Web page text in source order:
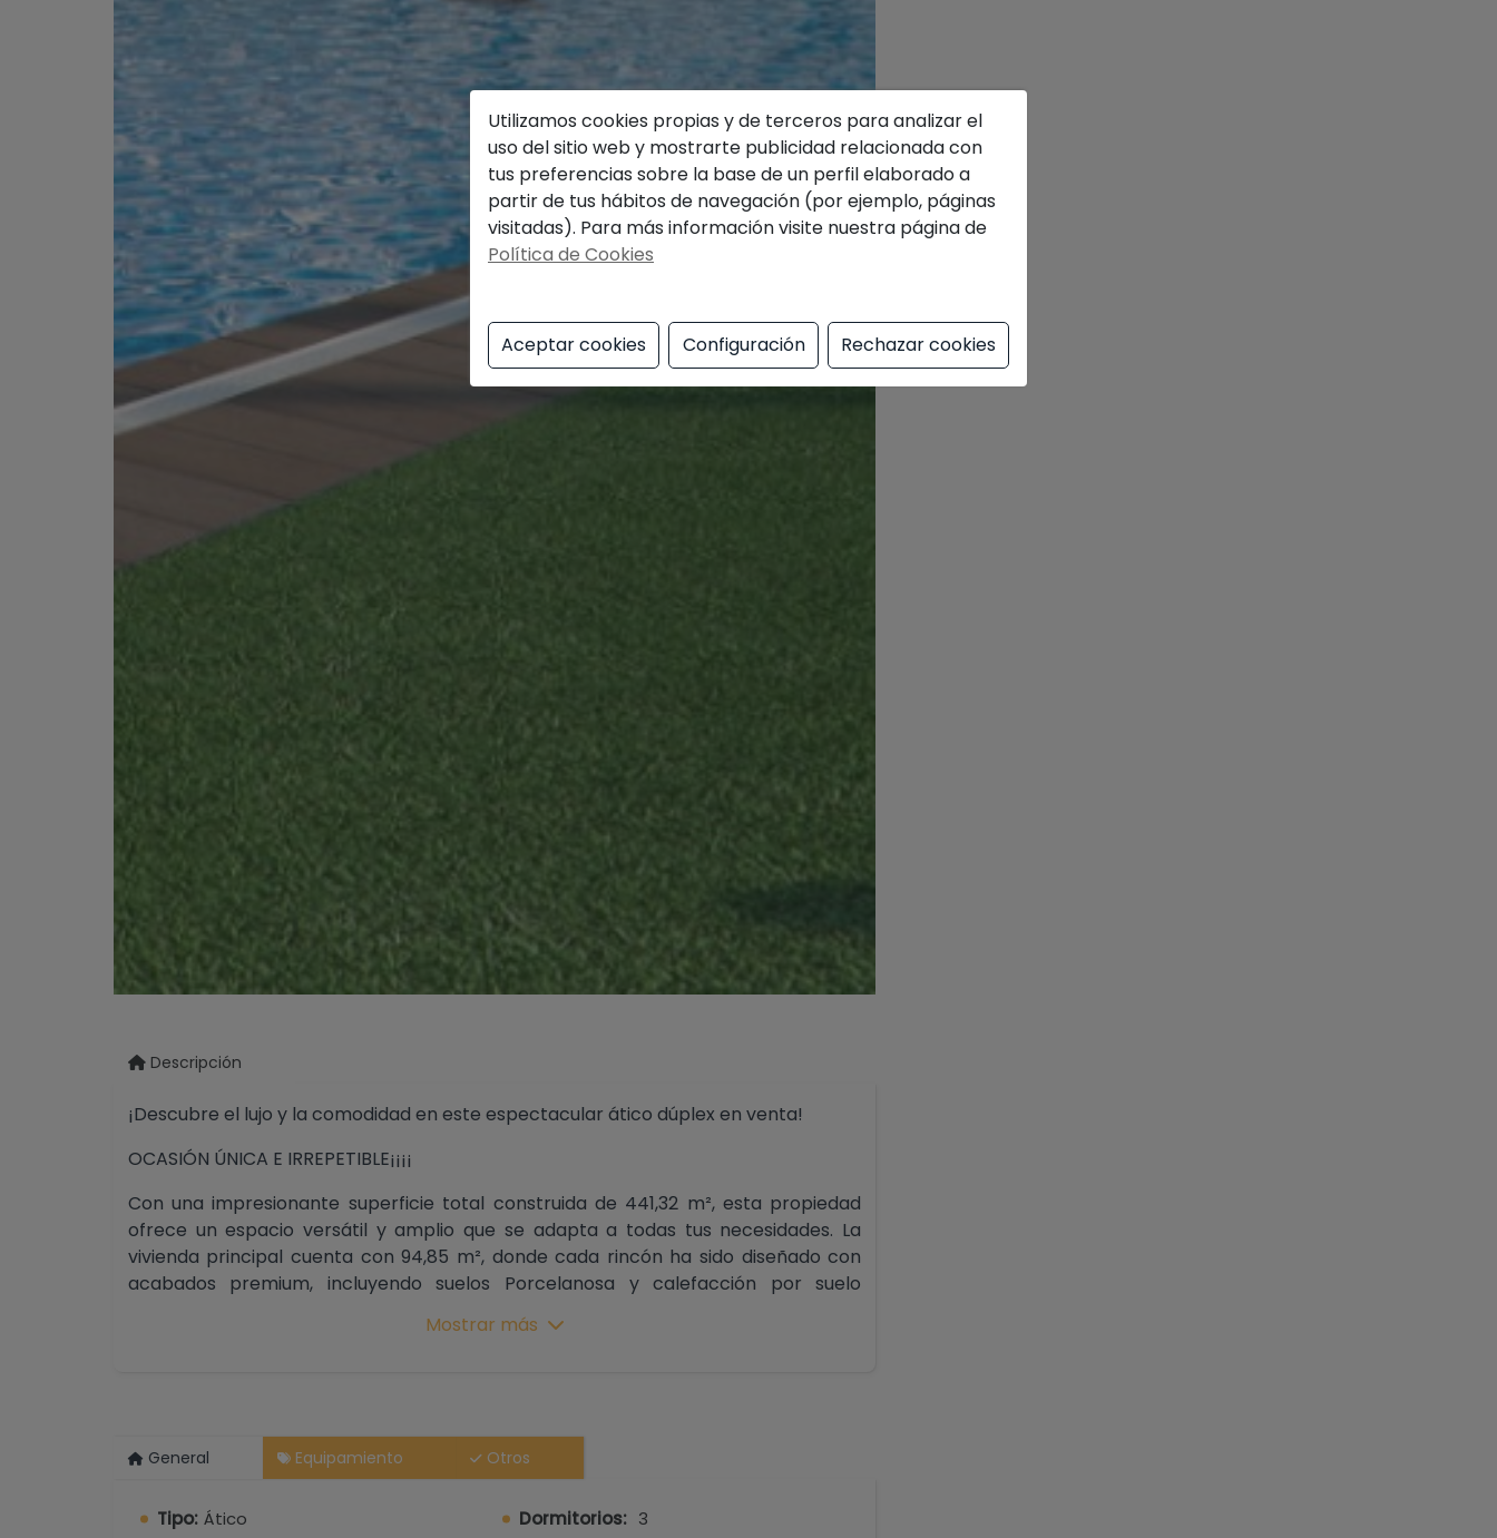
Descripción
¡Descubre el lujo y la comodidad en este espectacular ático dúplex en venta!
OCASIÓN ÚNICA E IRREPETIBLE¡¡¡¡
Con una impresionante superficie total construida de 441,32 m², esta propiedad
ofrece un espacio versátil y amplio que se adapta a todas tus necesidades. La
vivienda principal cuenta con 94,85 m², donde cada rincón ha sido diseñado con
acabados premium, incluyendo suelos Porcelanosa y calefacción por suelo
de alta gama, es un sueño para cualquier amante de la gastronomía.
m², ideales para relajarte o entretener a tus amigos mientras contemplas las vistas
abiertas al mar y la montaña. Además, el sótano privado de 96,35 m² es perfecto
para crear un gimnasio, un cine en casa o una oficina. Este ático también cuenta
con 2 o 3 dormitorios y 2 baños, brindando el espacio ideal para familias o grupos
Mostrar más
General Equipamiento Otros
Tipo: Ático Dormitorios: 3
Utilizamos cookies propias y de terceros para analizar el
uso del sitio web y mostrarte publicidad relacionada con
tus preferencias sobre la base de un perfil elaborado a
partir de tus hábitos de navegación (por ejemplo, páginas
visitadas). Para más información visite nuestra página de
Política de Cookies
Aceptar cookies Configuración Rechazar cookies